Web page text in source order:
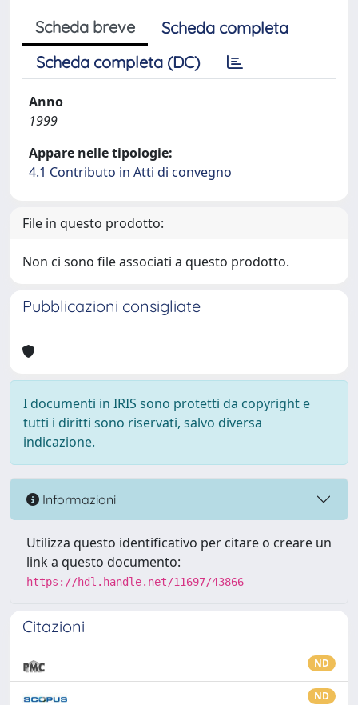
Scheda breve
Scheda completa
Scheda completa (DC)
Anno
1999
Appare nelle tipologie:
4.1 Contributo in Atti di convegno
File in questo prodotto:
Non ci sono file associati a questo prodotto.
Pubblicazioni consigliate
I documenti in IRIS sono protetti da copyright e
tutti i diritti sono riservati, salvo diversa
indicazione.
Informazioni
Utilizza questo identificativo per citare o creare un
link a questo documento:
https://hdl.handle.net/11697/43866
Citazioni
ND
ND